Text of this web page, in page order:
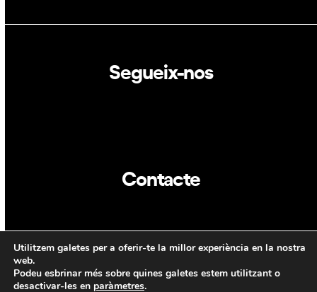
Segueix-nos
Contacte
CAT ENG
Utilitzem galetes per a oferir-te la millor experiència en la nostra
web.
Podeu esbrinar més sobre quines galetes estem utilitzant o
desactivar-les en paràmetres.